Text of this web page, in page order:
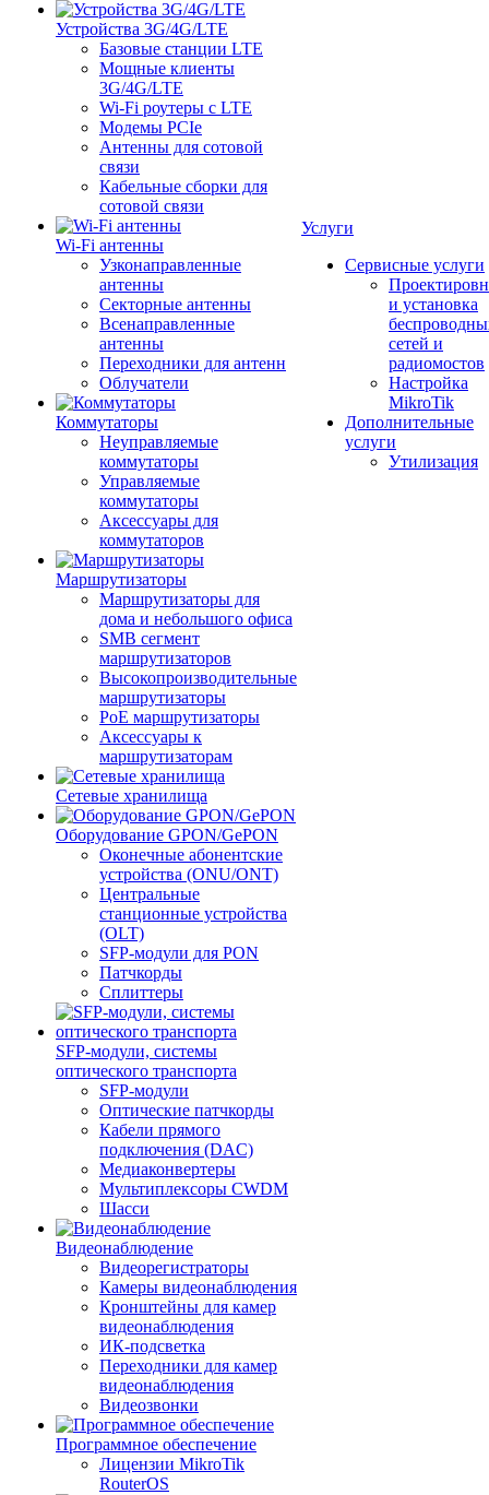
Устройства 3G/4G/LTE
Базовые станции LTE
Мощные клиенты
3G/4G/LTE
Wi-Fi роутеры с LTE
Модемы PCIe
Антенны для сотовой
связи
Кабельные сборки для
сотовой связи
Wi-Fi антенны
Узконаправленные
антенны
Секторные антенны
Всенаправленные
антенны
Переходники для антенн
Облучатели
Коммутаторы
Неуправляемые
коммутаторы
Управляемые
коммутаторы
Аксессуары для
коммутаторов
Маршрутизаторы
Маршрутизаторы для
дома и небольшого офиса
SMB сегмент
маршрутизаторов
Высокопроизводительные
маршрутизаторы
PoE маршрутизаторы
Аксессуары к
маршрутизаторам
Сетевые хранилища
Оборудование GPON/GePON
Оконечные абонентские
устройства (ONU/ONT)
Центральные
станционные устройства
(OLT)
SFP-модули для PON
Патчкорды
Сплиттеры
SFP-модули, системы
оптического транспорта
SFP-модули
Оптические патчкорды
Кабели прямого
подключения (DAC)
Медиаконвертеры
Мультиплексоры CWDM
Шасси
Видеонаблюдение
Видеорегистраторы
Камеры видеонаблюдения
Кронштейны для камер
видеонаблюдения
ИК-подсветка
Переходники для камер
видеонаблюдения
Видеозвонки
Программное обеспечение
Лицензии MikroTik
RouterOS
Услуги
Сервисные услуги
и установка
сетей и
радиомостов
Настройка
MikroTik
Дополнительные
услуги
Утилизация